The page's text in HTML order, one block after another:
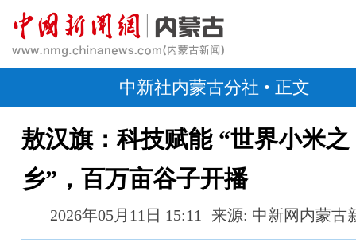
中新社内蒙古分社 • 正文
敖汉旗：科技赋能 “世界小米之
乡”，百万亩谷子开播
2026年05月11日 15:11 来源: 中新网内蒙古